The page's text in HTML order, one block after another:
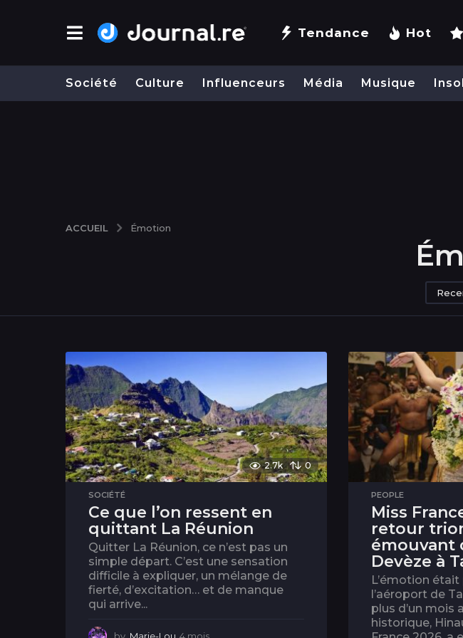
Tendance Hot
Société Culture Influenceurs Média Musique
ACCUEIL Émotion
2.7k 0
SOCIÉTÉ
Ce que l’on ressent en
quittant La Réunion
Quitter La Réunion, ce n’est pas un
simple départ. C’est une sensation
difficile à expliquer, un mélange de
fierté, d’excitation… et de manque
qui arrive...
PEOPLE
Miss
retour
émouvant
Devèze à
L’émotion
l’aéroport de
plus d’un mois
historique,